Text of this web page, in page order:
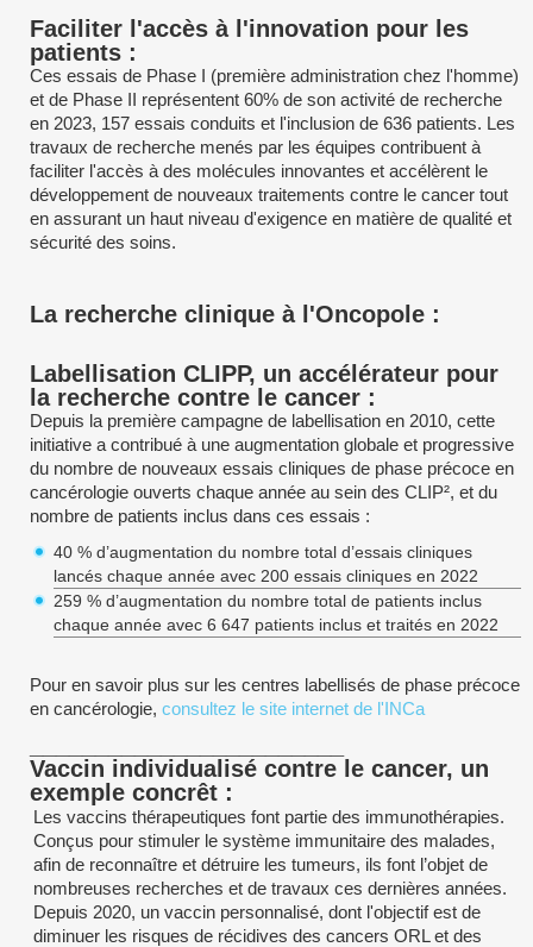
Faciliter l'accès à l'innovation pour les
patients :
Ces essais de Phase I (première administration chez l'homme)
et de Phase II représentent 60% de son activité de recherche
en 2023, 157 essais conduits et l'inclusion de 636 patients. Les
travaux de recherche menés par les équipes contribuent à
faciliter l'accès à des molécules innovantes et accélèrent le
développement de nouveaux traitements contre le cancer tout
en assurant un haut niveau d'exigence en matière de qualité et
sécurité des soins.
La recherche clinique à l'Oncopole :
Labellisation CLIPP, un accélérateur pour
la recherche contre le cancer :
Depuis la première campagne de labellisation en 2010, cette
initiative a contribué à une augmentation globale et progressive
du nombre de nouveaux essais cliniques de phase précoce en
cancérologie ouverts chaque année au sein des CLIP², et du
nombre de patients inclus dans ces essais :
40 % d’augmentation du nombre total d’essais cliniques
lancés chaque année avec 200 essais cliniques en 2022
259 % d’augmentation du nombre total de patients inclus
chaque année avec 6 647 patients inclus et traités en 2022
Pour en savoir plus sur les centres labellisés de phase précoce
en cancérologie, consultez le site internet de l'INCa
Vaccin individualisé contre le cancer, un
exemple concrêt :
Les vaccins thérapeutiques font partie des immunothérapies.
Conçus pour stimuler le système immunitaire des malades,
afin de reconnaître et détruire les tumeurs, ils font l’objet de
nombreuses recherches et de travaux ces dernières années.
Depuis 2020, un vaccin personnalisé, dont l'objectif est de
diminuer les risques de récidives des cancers ORL et des